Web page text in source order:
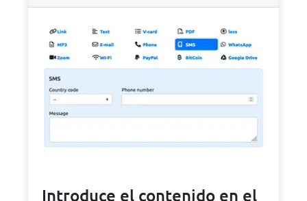
Introduce el contenido en el